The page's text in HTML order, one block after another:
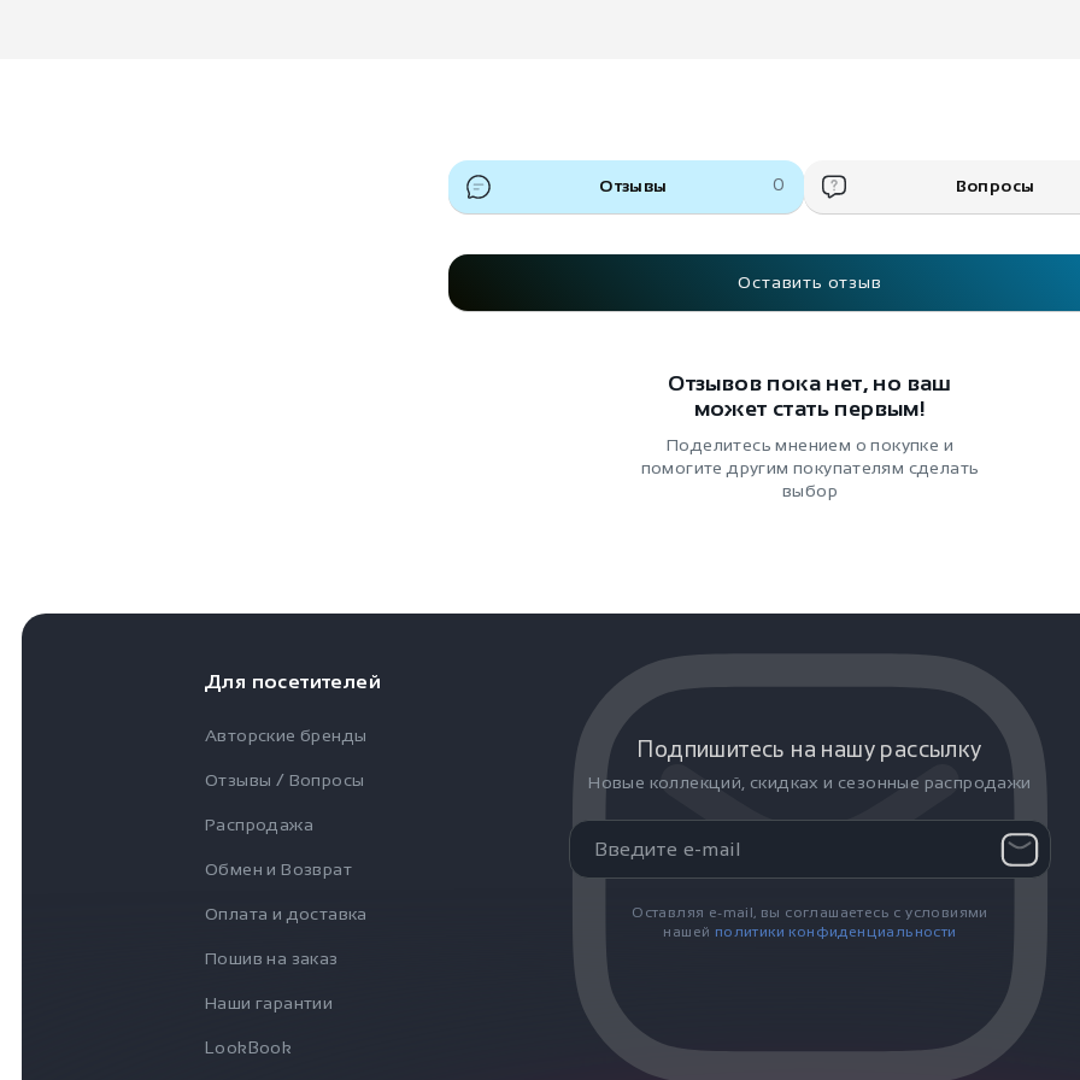
Отзывы 0 Вопросы
Оставить отзыв
Отзывов пока нет, но ваш
может стать первым!
Поделитесь мнением о покупке и
помогите другим покупателям сделать
выбор
Для посетителей
Авторские бренды
Отзывы / Вопросы
Распродажа
Обмен и Возврат
Оплата и доставка
Пошив на заказ
Наши гарантии
LookBook
Подпишитесь на нашу рассылку
Новые коллекций, скидках и сезонные распродажи
Оставляя e-mail, вы соглашаетесь с условиями
нашей политики конфиденциальности